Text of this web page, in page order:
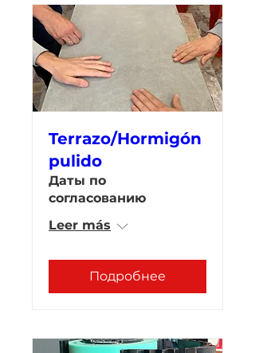
Terrazo/Hormigón
pulido
Даты по
согласованию
Leer más
Подробнее